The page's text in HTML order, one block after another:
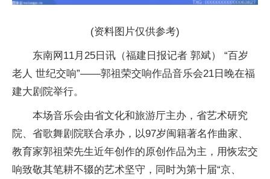
(资料图片仅供参考)
东南网11月25日讯（福建日报记者 郭斌） “百岁
老人 世纪交响”——郭祖荣交响作品音乐会21日晚在福
建大剧院举行。
本场音乐会由省文化和旅游厅主办，省艺术研究
院、省歌舞剧院联合承办，以97岁闽籍著名作曲家、
教育家郭祖荣先生近年创作的原创作品为主，用恢宏交
响致敬其笔耕不辍的艺术坚守，同时为第十届“京、